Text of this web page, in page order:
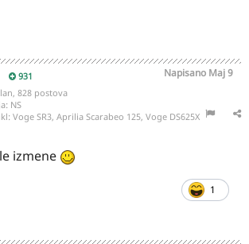
931 Napisano Maj 9
828 postova
NS
Voge SR3, Aprilia Scarabeo 125, Voge DS625X
izmene
1